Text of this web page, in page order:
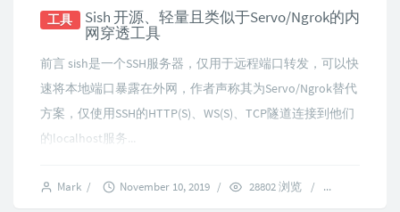
工具
Sish 开源、轻量且类似于Servo/Ngrok的内
网穿透工具
前言 sish是一个SSH服务器，仅用于远程端口转发，可以快
速将本地端口暴露在外网，作者声称其为Servo/Ngrok替代
方案，仅使用SSH的HTTP(S)、WS(S)、TCP隧道连接到他们
的localhost服务...
Mark / November 10, 2019 / 28802 浏览 /